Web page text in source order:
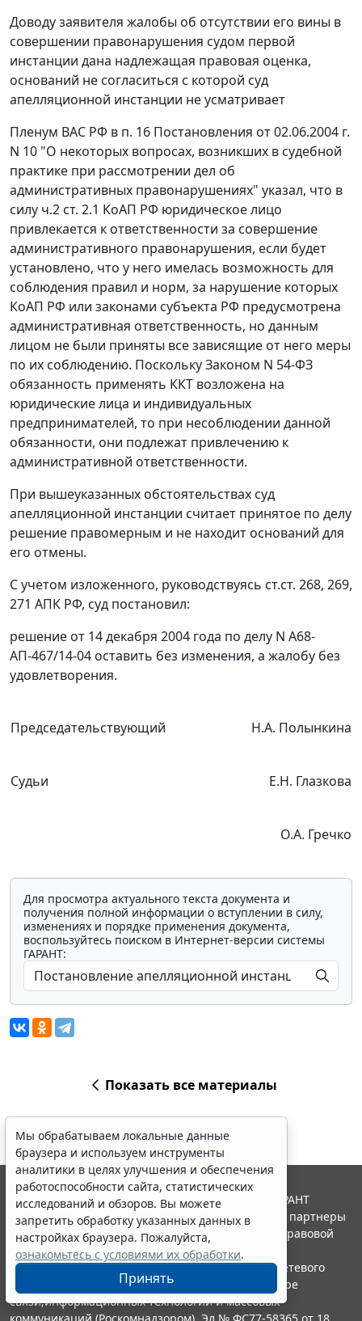
Доводу заявителя жалобы об отсутствии его вины в
совершении правонарушения судом первой
инстанции дана надлежащая правовая оценка,
оснований не согласиться с которой суд
апелляционной инстанции не усматривает
Пленум ВАС РФ в п. 16 Постановления от 02.06.2004 г.
N 10 "О некоторых вопросах, возникших в судебной
практике при рассмотрении дел об
административных правонарушениях" указал, что в
силу ч.2 ст. 2.1 КоАП РФ юридическое лицо
привлекается к ответственности за совершение
административного правонарушения, если будет
установлено, что у него имелась возможность для
соблюдения правил и норм, за нарушение которых
КоАП РФ или законами субъекта РФ предусмотрена
административная ответственность, но данным
лицом не были приняты все зависящие от него меры
по их соблюдению. ПосколькуЗаконом N 54-ФЗ
обязанность применять ККТ возложена на
юридические лица и индивидуальных
предпринимателей, то при несоблюдении данной
обязанности, они подлежат привлечению к
административной ответственности.
При вышеуказанных обстоятельствах суд
апелляционной инстанции считает принятое по делу
решение правомерным и не находит оснований для
его отмены.
С учетом изложенного, руководствуясь ст.ст. 268, 269,
271 АПК РФ, суд постановил:
решение от 14 декабря 2004 года по делу N А68-
АП-467/14-04 оставить без изменения, а жалобу без
удовлетворения.
Председательствующий Н.А. Полынкина
Судьи Е.Н. Глазкова
О.А. Гречко
Для просмотра актуального текста документа и
получения полной информации о вступлении в силу,
изменениях и порядке применения документа,
воспользуйтесь поиском в Интернет-версии системы
ГАРАНТ:
Показать все материалы
Мы обрабатываем локальные данные
браузера и используем инструменты
аналитики в целях улучшения и обеспечения
работоспособности сайта, статистических
исследований и обзоров. Вы можете
запретить обработку указанных данных в
настройках браузера. Пожалуйста,
ознакомьтесь с условиями их обработки.
Принять
© ООО "НПП "ГАРАНТ-СЕРВИС", 2026. Система ГАРАНТ
выпускается с 1990 года. Компания "Гарант" и ее партнеры
являются участниками Российской ассоциации правовой
информации ГАРАНТ.
Портал ГАРАНТ.РУ зарегистрирован в качестве сетевого
издания Федеральной службой по надзору в сфере
связи,информационных технологий и массовых